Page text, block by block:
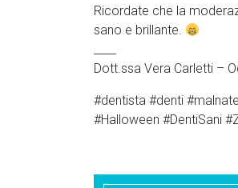
Ricordate che la
sano e brillante.
Dott.ssa Vera Carletti –
#dentista #denti
#Halloween #DentiSani